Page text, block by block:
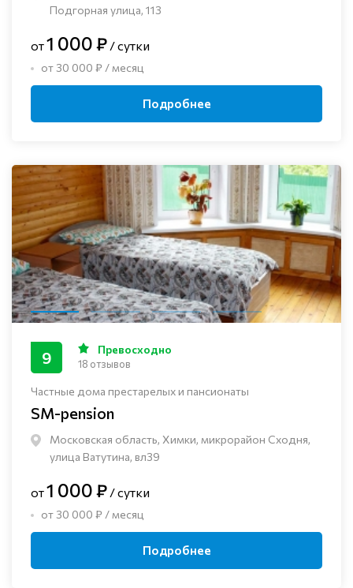
Подгорная улица, 113
от1 000 ₽ / сутки
от 30 000 ₽ / месяц
Подробнее
Частные дома престарелых и пансионаты
SM-pension
Московская область, Химки, микрорайон Сходня,
улица Ватутина, вл39
9 Превосходно
18 отзывов
от1 000 ₽ / сутки
от 30 000 ₽ / месяц
Подробнее